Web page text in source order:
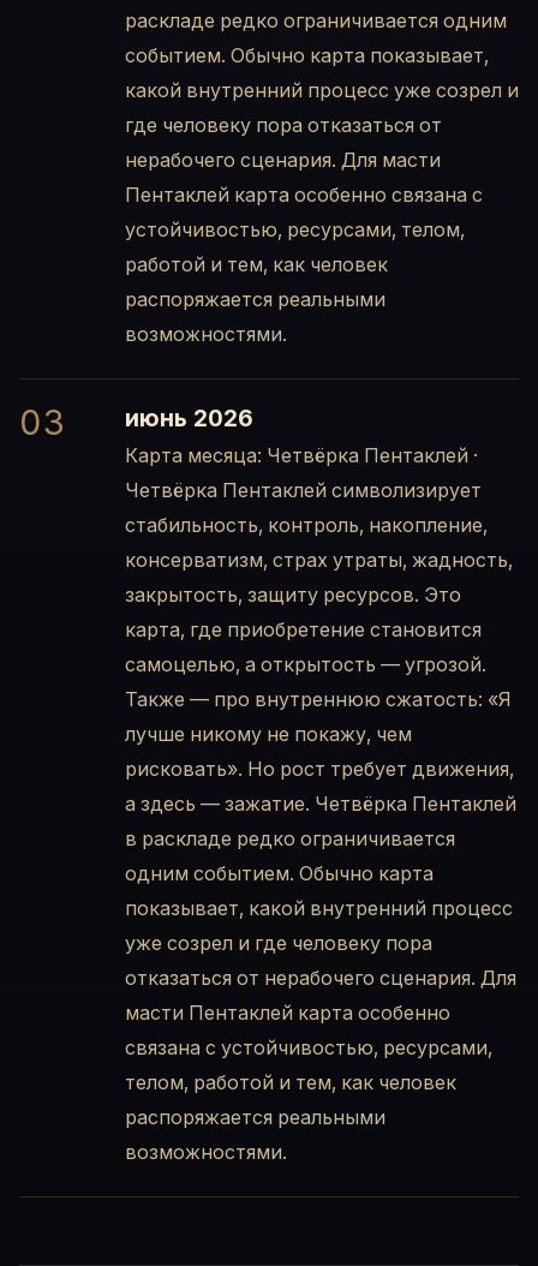
раскладе редко ограничивается одним
событием. Обычно карта показывает,
какой внутренний процесс уже созрел и
где человеку пора отказаться от
нерабочего сценария. Для масти
Пентаклей карта особенно связана с
устойчивостью, ресурсами, телом,
работой и тем, как человек
распоряжается реальными
возможностями.
03 июнь 2026
Карта месяца: Четвёрка Пентаклей ·
Четвёрка Пентаклей символизирует
стабильность, контроль, накопление,
консерватизм, страх утраты, жадность,
закрытость, защиту ресурсов. Это
карта, где приобретение становится
самоцелью, а открытость — угрозой.
Также — про внутреннюю сжатость: «Я
лучше никому не покажу, чем
рисковать». Но рост требует движения,
а здесь — зажатие. Четвёрка Пентаклей
в раскладе редко ограничивается
одним событием. Обычно карта
показывает, какой внутренний процесс
уже созрел и где человеку пора
отказаться от нерабочего сценария. Для
масти Пентаклей карта особенно
связана с устойчивостью, ресурсами,
телом, работой и тем, как человек
распоряжается реальными
возможностями.